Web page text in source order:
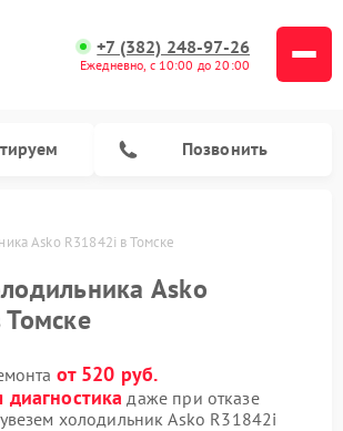
+7 (382) 248-97-26
Ежедневно, с 10:00 до 20:00
Позвонить
Asko R31842i в Томске
Asko
от 520 руб.
диагностика даже при отказе
холодильник Asko R31842i